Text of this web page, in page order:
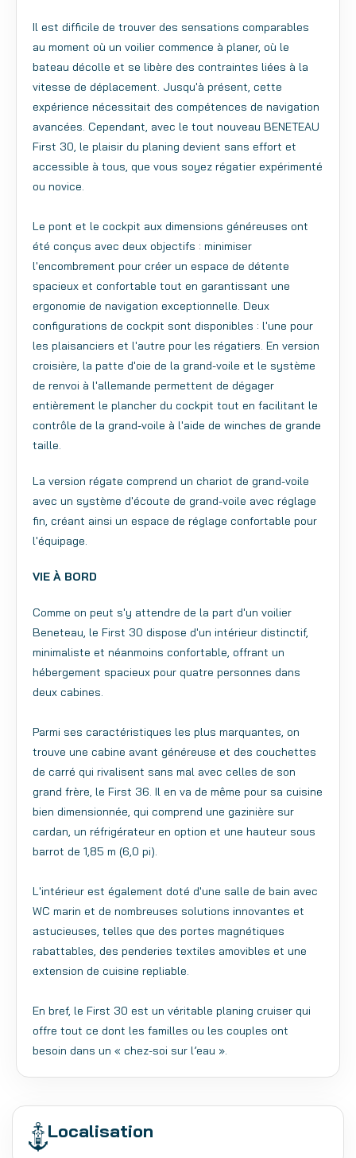
Il est difficile de trouver des sensations comparables
au moment où un voilier commence à planer, où le
bateau décolle et se libère des contraintes liées à la
vitesse de déplacement. Jusqu'à présent, cette
expérience nécessitait des compétences de navigation
avancées. Cependant, avec le tout nouveau BENETEAU
First 30, le plaisir du planing devient sans effort et
accessible à tous, que vous soyez régatier expérimenté
ou novice.
Le pont et le cockpit aux dimensions généreuses ont
été conçus avec deux objectifs : minimiser
l'encombrement pour créer un espace de détente
spacieux et confortable tout en garantissant une
ergonomie de navigation exceptionnelle. Deux
configurations de cockpit sont disponibles : l'une pour
les plaisanciers et l'autre pour les régatiers. En version
croisière, la patte d'oie de la grand-voile et le système
de renvoi à l'allemande permettent de dégager
entièrement le plancher du cockpit tout en facilitant le
contrôle de la grand-voile à l'aide de winches de grande
taille.
La version régate comprend un chariot de grand-voile
avec un système d'écoute de grand-voile avec réglage
fin, créant ainsi un espace de réglage confortable pour
l'équipage.
VIE À BORD
Comme on peut s'y attendre de la part d'un voilier
Beneteau, le First 30 dispose d'un intérieur distinctif,
minimaliste et néanmoins confortable, offrant un
hébergement spacieux pour quatre personnes dans
deux cabines.
Parmi ses caractéristiques les plus marquantes, on
trouve une cabine avant généreuse et des couchettes
de carré qui rivalisent sans mal avec celles de son
grand frère, le First 36. Il en va de même pour sa cuisine
bien dimensionnée, qui comprend une gazinière sur
cardan, un réfrigérateur en option et une hauteur sous
barrot de 1,85 m (6,0 pi).
L'intérieur est également doté d'une salle de bain avec
WC marin et de nombreuses solutions innovantes et
astucieuses, telles que des portes magnétiques
rabattables, des penderies textiles amovibles et une
extension de cuisine repliable.
En bref, le First 30 est un véritable planing cruiser qui
offre tout ce dont les familles ou les couples ont
besoin dans un « chez-soi sur l’eau ».
Localisation